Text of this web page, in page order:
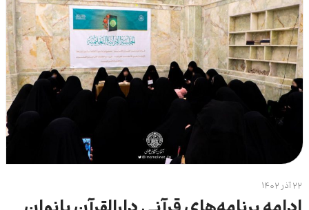
۲۲ آذر ۱۴۰۲